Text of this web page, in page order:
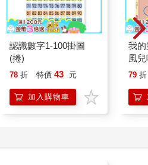
認識數字1-100掛圖
(捲)
78 折 特價 43 元
加入購物車
我
風
79 折